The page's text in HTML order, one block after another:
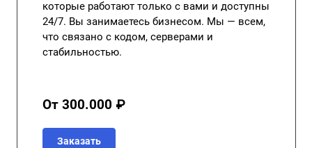
которые работают только с вами и доступны
24/7. Вы занимаетесь бизнесом. Мы — всем,
что связано с кодом, серверами и
стабильностью.
От 300.000 ₽
Заказать